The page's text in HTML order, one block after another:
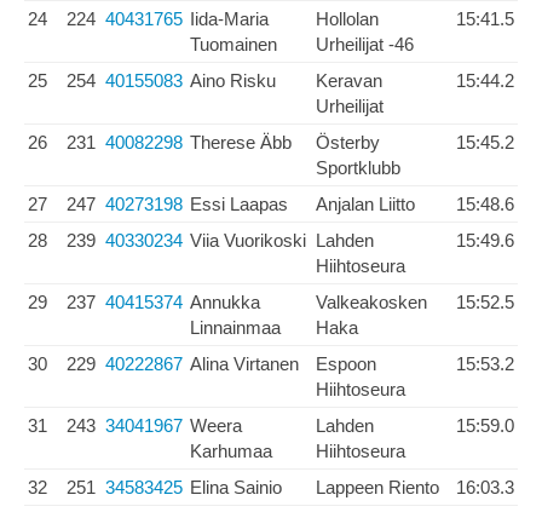
24 224 40431765 Iida-Maria
Tuomainen
Hollolan
Urheilijat -46
15:41.5
25 254 40155083 Aino Risku
Keravan
Urheilijat
15:44.2
26 231 40082298 Therese Äbb
Österby
Sportklubb
15:45.2
27 247 40273198 Essi Laapas Anjalan Liitto
15:48.6
28
239 40330234 Viia Vuorikoski Lahden
Hiihtoseura
15:49.6
29 237 40415374 Annukka
Linnainmaa
Valkeakosken
Haka
15:52.5
30 229 40222867 Alina Virtanen
Espoon
Hiihtoseura
15:53.2
31 243 34041967 Weera
Karhumaa
Lahden
Hiihtoseura
15:59.0
32 251 34583425 Elina Sainio Lappeen Riento
16:03.3